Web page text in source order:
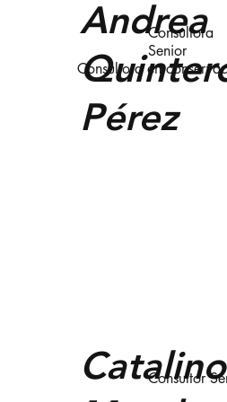
Andrea
Pérez
Consultora
Senior
Consultora en
Catalino
Consultor